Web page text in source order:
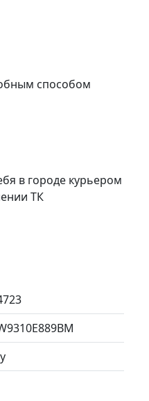
способом
в городе курьером
ТК